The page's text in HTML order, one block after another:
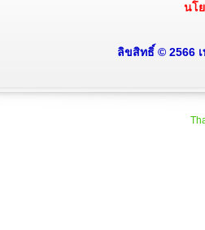
นโ
ลิขสิทธิ์ © 2566